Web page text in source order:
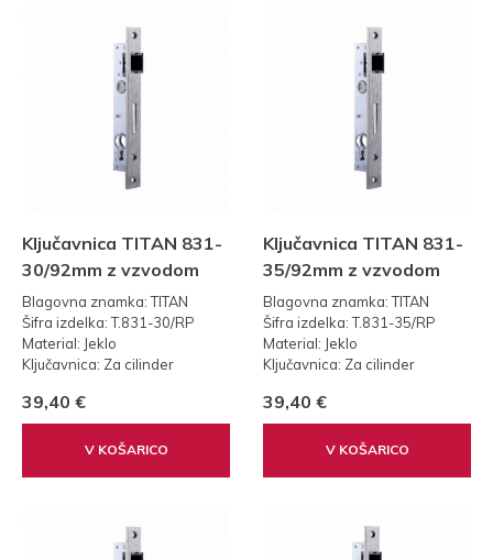
Ključavnica TITAN 831-
30/92mm z vzvodom
Blagovna znamka: TITAN
Šifra izdelka: T.831-30/RP
Material: Jeklo
Ključavnica: Za cilinder
Standard: 92
39,40 €
V KOŠARICO
Ključavnica TITAN 831-
35/92mm z vzvodom
Blagovna znamka: TITAN
Šifra izdelka: T.831-35/RP
Material: Jeklo
Ključavnica: Za cilinder
Standard: 92
39,40 €
V KOŠARICO